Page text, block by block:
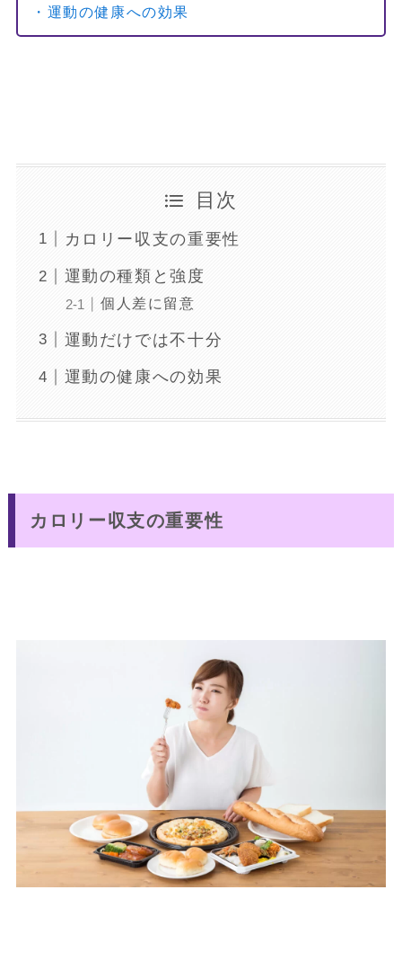
・運動の健康への効果
目次
カロリー収支の重要性
運動の種類と強度
個人差に留意
運動だけでは不十分
運動の健康への効果
カロリー収支の重要性